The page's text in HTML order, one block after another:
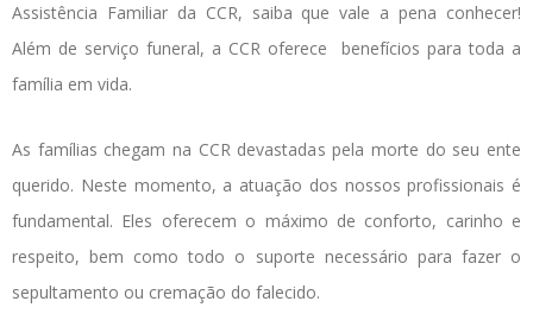
Assistência Familiar da CCR, saiba que vale a pena conhecer!
Além de serviço funeral, a CCR oferece benefícios para toda a
família em vida.
As famílias chegam na CCR devastadas pela morte do seu ente
querido. Neste momento, a atuação dos nossos profissionais é
fundamental. Eles oferecem o máximo de conforto, carinho e
respeito, bem como todo o suporte necessário para fazer o
sepultamento ou cremação do falecido.